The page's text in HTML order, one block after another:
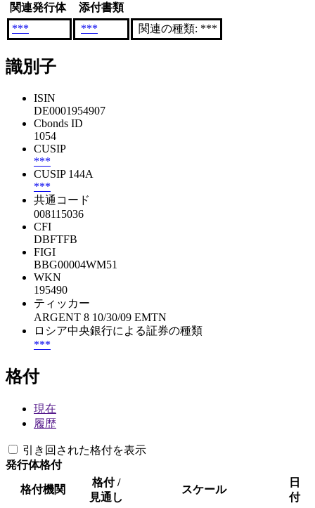
関連発行体
添付書類
***
*** 関連の種類: ***
識別子
ISIN
DE0001954907
Cbonds ID
1054
CUSIP
***
CUSIP 144A
***
共通コード
008115036
CFI
DBFTFB
FIGI
BBG00004WM51
WKN
195490
ティッカー
ARGENT 8 10/30/09 EMTN
ロシア中央銀行による証券の種類
***
格付
現在
履歴
引き回された格付を表示
発行体格付
格付機関
格付 /
見通し
スケール
日
付